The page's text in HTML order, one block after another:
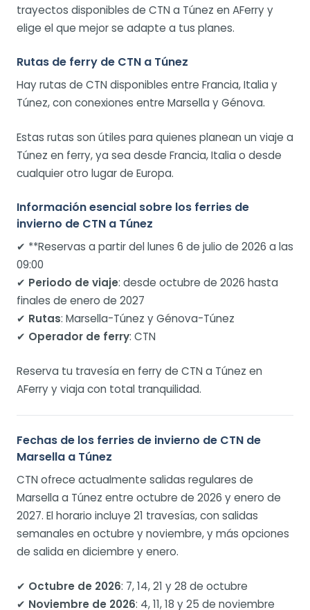
trayectos disponibles de CTN a Túnez en AFerry y
elige el que mejor se adapte a tus planes.
Rutas de ferry de CTN a Túnez
Hay rutas de CTN disponibles entre Francia, Italia y
Túnez, con conexiones entre Marsella y Génova.
Estas rutas son útiles para quienes planean un viaje a
Túnez en ferry, ya sea desde Francia, Italia o desde
cualquier otro lugar de Europa.
Información esencial sobre los ferries de
invierno de CTN a Túnez
✔ **Reservas a partir del lunes 6 de julio de 2026 a las
09:00
✔ Periodo de viaje: desde octubre de 2026 hasta
finales de enero de 2027
✔ Rutas: Marsella-Túnez y Génova-Túnez
✔ Operador de ferry: CTN
Reserva tu travesía en ferry de CTN a Túnez en
AFerry y viaja con total tranquilidad.
Fechas de los ferries de invierno de CTN de
Marsella a Túnez
CTN ofrece actualmente salidas regulares de
Marsella a Túnez entre octubre de 2026 y enero de
2027. El horario incluye 21 travesías, con salidas
semanales en octubre y noviembre, y más opciones
de salida en diciembre y enero.
✔ Octubre de 2026: 7, 14, 21 y 28 de octubre
✔ Noviembre de 2026: 4, 11, 18 y 25 de noviembre